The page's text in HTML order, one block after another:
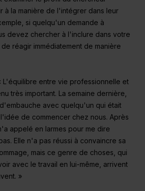
à la manière de l'intégrer dans leur
si quelqu'un demande à
devez chercher à l'inclure dans votre
réagir immédiatement de manière
L'équilibre entre vie professionnelle et
très important. La semaine dernière,
avec quelqu'un qui était
de commencer chez nous. Après
appelé en larmes pour me dire
Elle n'a pas réussi à convaincre sa
mais ce genre de choses, qui
avec le travail en lui-même, arrivent
»